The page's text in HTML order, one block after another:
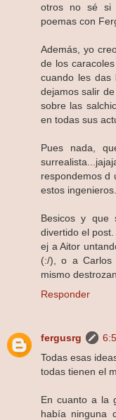
otros no sé si
poemas con
Además, yo
de los
cuando les
dejamos salir
sobre las
en todas sus
Pues nada,
respondemos d
estos ingenieros...
Besicos y que
divertido el
ej a Aitor
(:/), o a Carlos
mismo
Responder
fergusrg
Todas esas
todas tienen el
En cuanto a la
había ninguna